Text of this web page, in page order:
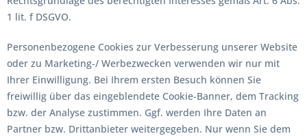
1 lit. f DSGVO.
Personenbezogene Cookies zur Verbesserung unserer Website
oder zu Marketing-/ Werbezwecken verwenden wir nur mit
Ihrer Einwilligung. Bei Ihrem ersten Besuch können Sie
freiwillig über das eingeblendete Cookie-Banner, dem Tracking
bzw. der Analyse zustimmen. Ggf. werden Ihre Daten an
Partner bzw. Drittanbieter weitergegeben. Nur wenn Sie dem